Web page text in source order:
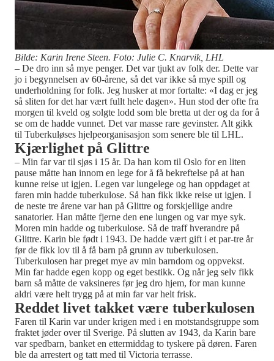
Bilde: Karin Irene Steen. Foto: Julie C. Knarvik, LHL
– De dro inn så mye penger. Det var tjukt av folk der. Dette var
jo i begynnelsen av 60-årene, så det var ikke så mye spill og
underholdning for folk. Jeg husker at mor fortalte: «I dag er jeg
så sliten for det har vært fullt hele dagen». Hun stod der ofte fra
morgen til kveld og solgte lodd som ble bretta ut der og da for å
se om de hadde vunnet. Det var masse rare gevinster. Alt gikk
til Tuberkuløses hjelpeorganisasjon som senere ble til LHL.
Kjærlighet på Glittre
– Min far var til sjøs i 15 år. Da han kom til Oslo for en liten
pause måtte han innom en lege for å få bekreftelse på at han
kunne reise ut igjen. Legen var lungelege og han oppdaget at
faren min hadde tuberkulose. Så han fikk ikke reise ut igjen. I
de neste tre årene var han på Glittre og forskjellige andre
sanatorier. Han måtte fjerne den ene lungen og var mye syk.
Moren min hadde og tuberkulose. Så de traff hverandre på
Glittre. Karin ble født i 1943. De hadde vært gift i et par-tre år
før de fikk lov til å få barn på grunn av tuberkulosen.
Tuberkulosen har preget mye av min barndom og oppvekst.
Min far hadde egen kopp og eget bestikk. Og når jeg selv fikk
barn så måtte de vaksineres før jeg dro hjem, for man kunne
aldri være helt trygg på at min far var helt frisk.
Reddet livet takket være tuberkulosen
Faren til Karin var under krigen med i en motstandsgruppe som
fraktet jøder over til Sverige. På slutten av 1943, da Karin bare
var spedbarn, banket en ettermiddag to tyskere på døren. Faren
ble da arrestert og tatt med til Victoria terrasse.